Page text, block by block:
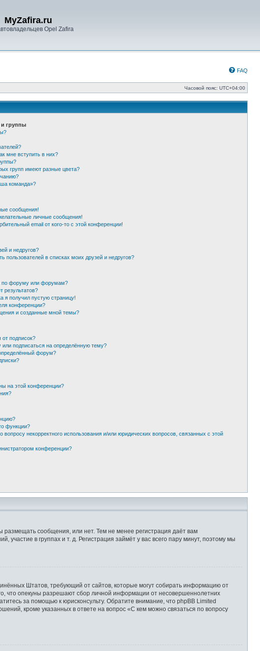
MyZafira.ru
Opel Zafira
FAQ
Часовой пояс: UTC+04:00
и группы
мне вступить в них?
групп имеют разные цвета?
команда»?
сообщения!
личные сообщения!
email от кого-то с этой конференции!
и недругов?
пользователей в списках моих друзей и недругов?
по форуму или форумам?
результатов?
я получил пустую страницу!
конференции?
и созданные мной темы?
от подписок?
или подписаться на определённую тему?
форум?
на этой конференции?
функции?
некорректного использования и/или юридических вопросов, связанных с этой
конференции?
размещать сообщения, или нет. Тем не менее регистрация даёт вам
в группах и т. д. Регистрация займёт у вас всего пару минут, поэтому мы
Штатов, требующий от сайтов, которые могут собирать информацию от
что опекуны разрешают сбор личной информации от несовершеннолетних
за помощью к юрисконсульту. Обратите внимание, что phpBB Limited
кроме указанных в ответе на вопрос «С кем можно связаться по вопросу